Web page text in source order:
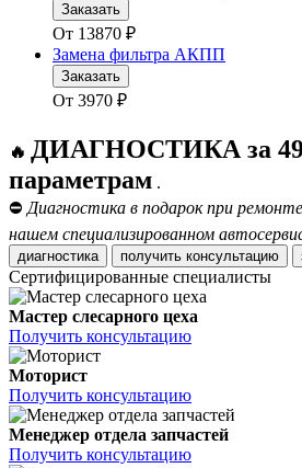
Заказать
От 13870 ₽
Замена фильтра АКПП
Заказать
От 3970 ₽
🔥 ДИАГНОСТИКА за
параметрам .
⛔ Диагностика в подарок при
нашем специализированном
диагностика получить консультацию
Сертифицированные специалисты
Мастер слесарного цеха
Получить консультацию
Моторист
Получить консультацию
Менеджер отдела запчастей
Получить консультацию